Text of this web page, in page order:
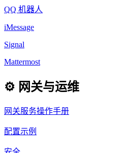
QQ 机器人
iMessage
Signal
Mattermost
⚙️ 网关与运维
网关服务操作手册
配置示例